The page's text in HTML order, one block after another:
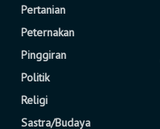
Pertanian
Peternakan
Pinggiran
Politik
Religi
Sastra/Budaya